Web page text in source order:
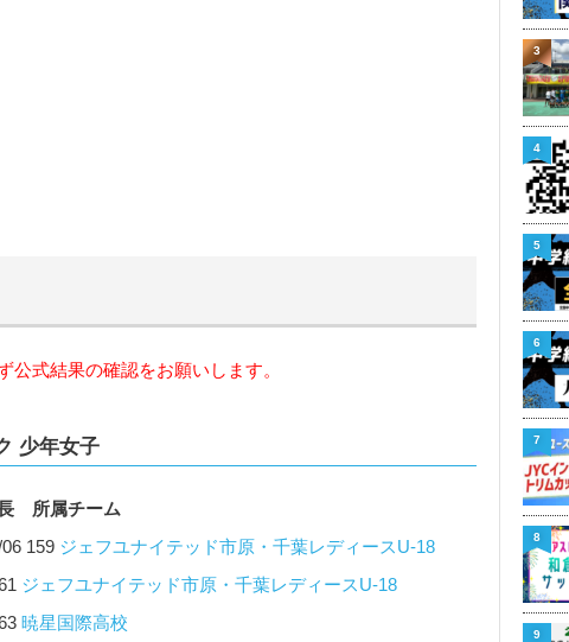
式結果の確認をお願いします。
少年女子
所属チーム
159 ジェフユナイテッド市原・千葉レディースU-18
ジェフユナイテッド市原・千葉レディースU-18
暁星国際高校
3
4
5
6
7
8
9